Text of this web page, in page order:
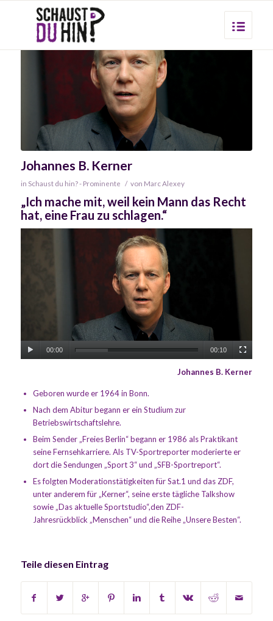
Johannes B. Kerner
in Schaust du hin? - Prominente / von Marc Alexey
„Ich mache mit, weil kein Mann das Recht
hat, eine Frau zu schlagen.“
00:00 00:10
Johannes B. Kerner
Geboren wurde er 1964 in Bonn.
Nach dem Abitur begann er ein Studium zur
Betriebswirtschaftslehre.
Beim Sender „Freies Berlin“ begann er 1986 als Praktikant
seine Fernsehkarriere. Als TV-Sportreporter moderierte er
dort die Sendungen „Sport 3“ und „SFB-Sportreport“.
Es folgten Moderationstätigkeiten für Sat.1 und das ZDF,
unter anderem für „Kerner“, seine erste tägliche Talkshow
sowie „Das aktuelle Sportstudio“,den ZDF-
Jahresrückblick „Menschen“ und die Reihe „Unsere Besten“.
Teile diesen Eintrag